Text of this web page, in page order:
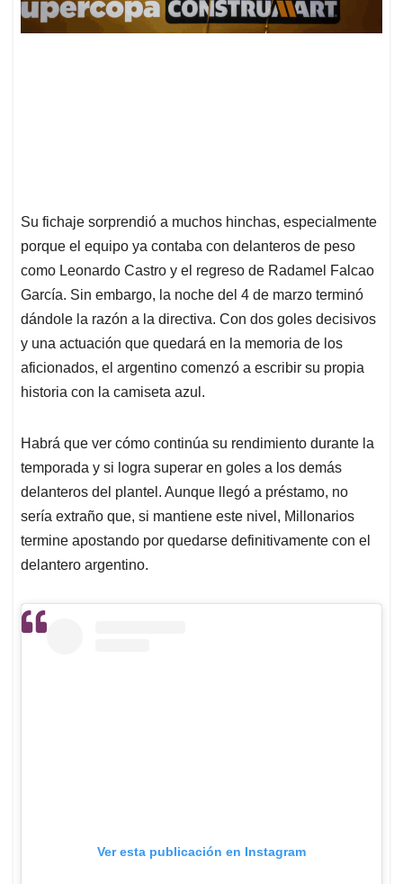
Su fichaje sorprendió a muchos hinchas, especialmente
porque el equipo ya contaba con delanteros de peso
como Leonardo Castro y el regreso de Radamel Falcao
García. Sin embargo, la noche del 4 de marzo terminó
dándole la razón a la directiva. Con dos goles decisivos
y una actuación que quedará en la memoria de los
aficionados, el argentino comenzó a escribir su propia
historia con la camiseta azul.
Habrá que ver cómo continúa su rendimiento durante la
temporada y si logra superar en goles a los demás
delanteros del plantel. Aunque llegó a préstamo, no
sería extraño que, si mantiene este nivel, Millonarios
termine apostando por quedarse definitivamente con el
delantero argentino.
Ver esta publicación en Instagram